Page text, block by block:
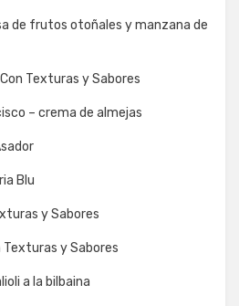
de frutos otoñales y manzana de
Texturas y Sabores
– crema de almejas
Blu
y Sabores
y Sabores
a la bilbaina